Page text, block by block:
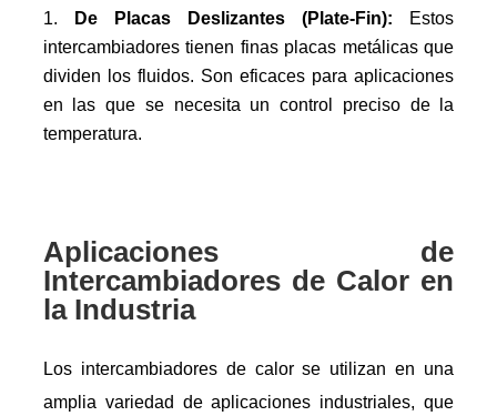
De Placas Deslizantes (Plate-Fin): Estos
intercambiadores tienen finas placas metálicas que
dividen los fluidos. Son eficaces para aplicaciones
en las que se necesita un control preciso de la
temperatura.
Aplicaciones de
Intercambiadores de Calor en
la Industria
Los intercambiadores de calor se utilizan en una
amplia variedad de aplicaciones industriales, que